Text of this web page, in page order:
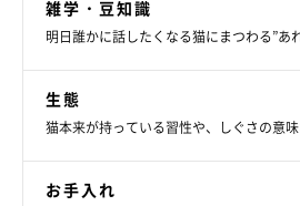
雑学・豆知識
明日誰かに話したくなる猫にまつわる”あ
生態
猫本来が持っている習性や、しぐさの意
お手入れ